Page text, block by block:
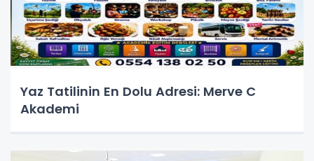
Yaz Tatilinin En Dolu Adresi: Merve C
Akademi